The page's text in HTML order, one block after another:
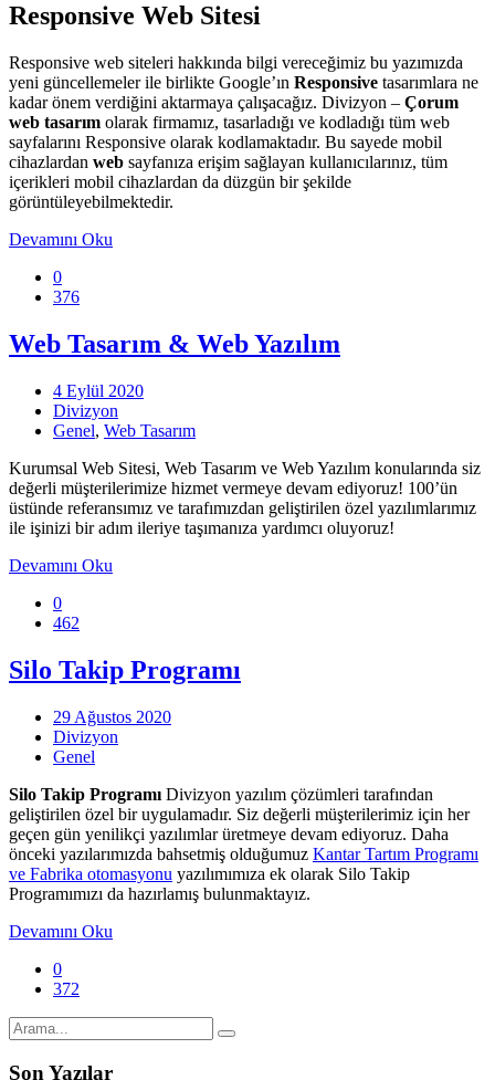
Responsive Web Sitesi
Responsive web siteleri hakkında bilgi vereceğimiz bu yazımızda
yeni güncellemeler ile birlikte Google’ın Responsive tasarımlara ne
kadar önem verdiğini aktarmaya çalışacağız. Divizyon – Çorum
web tasarım olarak firmamız, tasarladığı ve kodladığı tüm web
sayfalarını Responsive olarak kodlamaktadır. Bu sayede mobil
cihazlardan web sayfanıza erişim sağlayan kullanıcılarınız, tüm
içerikleri mobil cihazlardan da düzgün bir şekilde
görüntüleyebilmektedir.
Devamını Oku
0
376
Web Tasarım & Web Yazılım
4 Eylül 2020
Divizyon
Genel, Web Tasarım
Kurumsal Web Sitesi, Web Tasarım ve Web Yazılım konularında siz
değerli müşterilerimize hizmet vermeye devam ediyoruz! 100’ün
üstünde referansımız ve tarafımızdan geliştirilen özel yazılımlarımız
ile işinizi bir adım ileriye taşımanıza yardımcı oluyoruz!
Devamını Oku
0
462
Silo Takip Programı
29 Ağustos 2020
Divizyon
Genel
Silo Takip Programı Divizyon yazılım çözümleri tarafından
geliştirilen özel bir uygulamadır. Siz değerli müşterilerimiz için her
geçen gün yenilikçi yazılımlar üretmeye devam ediyoruz. Daha
önceki yazılarımızda bahsetmiş olduğumuz Kantar Tartım Programı
ve Fabrika otomasyonu yazılımımıza ek olarak Silo Takip
Programımızı da hazırlamış bulunmaktayız.
Devamını Oku
0
372
Son Yazılar